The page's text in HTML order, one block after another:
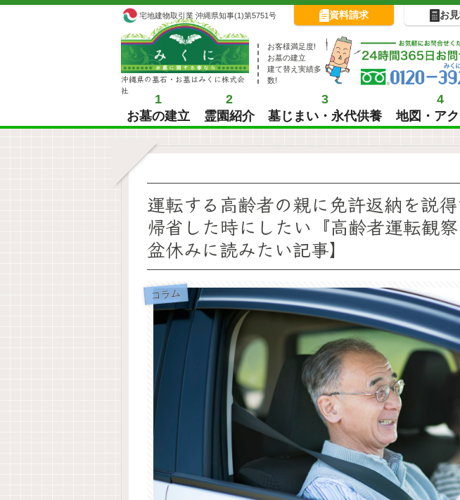
宅地建物取引業 沖縄県知事(1)第5751号 資料請求 お
沖縄県の墓石・お墓はみくに株式会
社
お客様満足度!
お墓の建立
建て替え実績多
数!
1
お墓の建立
2
霊園紹介
3
墓じまい・永代供養
4
地図・ア
運転する高齢者の親に免許返納を説
帰省した時にしたい『高齢者運転観
盆休みに読みたい記事】
コラム